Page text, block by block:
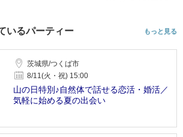
いるパーティー もっと見る
茨城県/つくば市
8/11(火・祝) 15:00
山の日特別♪自然体で話せる恋活・婚活／
気軽に始める夏の出会い